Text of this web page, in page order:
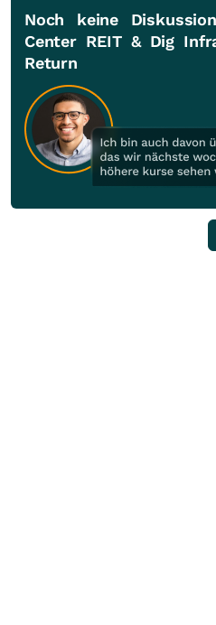
Noch keine
Center REIT & Dig
Return